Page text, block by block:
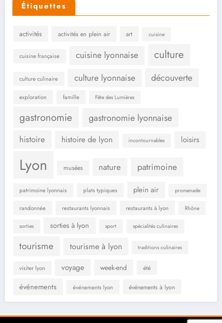
Étiquettes
activités activités en plein air art cuisine
cuisine française cuisine lyonnaise culture
culture culinaire culture lyonnaise découverte
exploration famille Fête des Lumières
gastronomie gastronomie lyonnaise
histoire histoire de lyon incontournables loisirs
Lyon musées nature patrimoine
patrimoine lyonnais plats typiques plein air promenade
randonnée restaurants lyonnais restaurants à lyon Rhône
sorties sorties à lyon sport spécialités culinaires
tourisme tourisme à lyon traditions culinaires
visiter lyon voyage week-end été
événements événements lyon événements à lyon